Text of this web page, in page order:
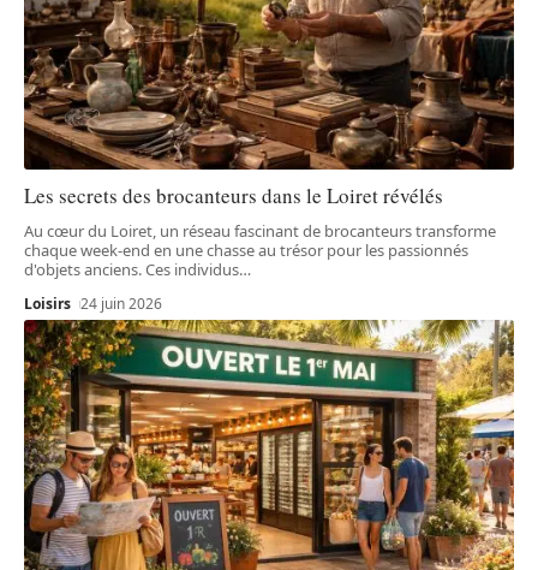
Les secrets des brocanteurs dans le Loiret révélés
Au cœur du Loiret, un réseau fascinant de brocanteurs transforme
chaque week-end en une chasse au trésor pour les passionnés
d'objets anciens. Ces individus…
Loisirs 24 juin 2026